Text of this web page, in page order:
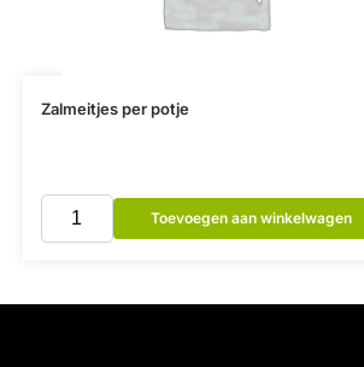
Zalmeitjes per potje
Toevoegen aan winkelwagen